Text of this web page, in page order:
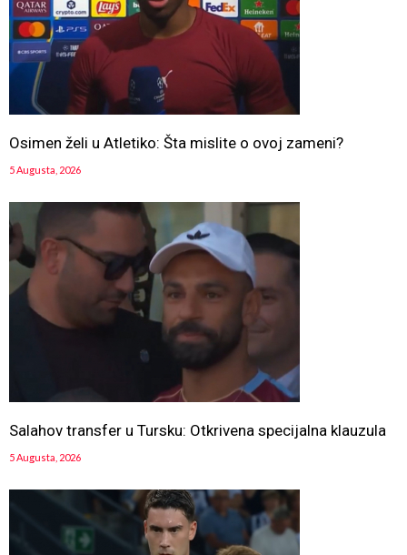
Osimen želi u Atletiko: Šta mislite o ovoj zameni?
5 Augusta, 2026
Salahov transfer u Tursku: Otkrivena specijalna klauzula
5 Augusta, 2026